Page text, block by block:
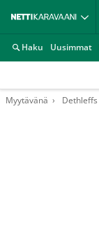
Haku Uusimmat
Myytävänä Dethleffs